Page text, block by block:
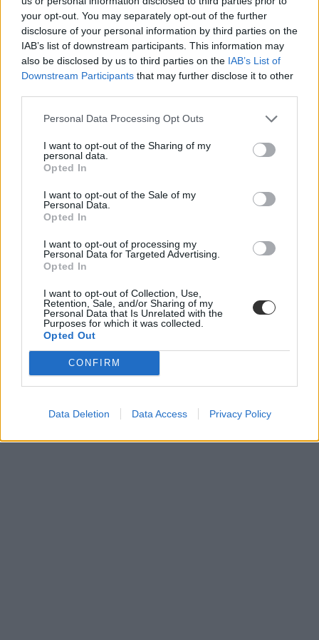
your opt-out. You may separately opt-out of the further
disclosure of your personal information by third parties on the
IAB’s list of downstream participants. This information may
also be disclosed by us to third parties on the IAB’s List of
Downstream Participants that may further disclose it to other
Personal Data Processing Opt Outs
I want to opt-out of the Sharing of my
personal data.
Opted In
I want to opt-out of the Sale of my
Personal Data.
Opted In
I want to opt-out of processing my
Personal Data for Targeted Advertising.
Opted In
I want to opt-out of Collection, Use,
Retention, Sale, and/or Sharing of my
Personal Data that Is Unrelated with the
Purposes for which it was collected.
Opted Out
CONFIRM
Data Deletion Data Access Privacy Policy
BME
Budapesti Műszaki és Gazdaságtudományi Egyetem
műegyetem